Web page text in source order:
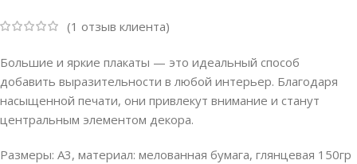
(1 отзыв клиента)
Большие и яркие плакаты — это идеальный способ
добавить выразительности в любой интерьер. Благодаря
насыщенной печати, они привлекут внимание и станут
центральным элементом декора.
Размеры: А3, материал: мелованная бумага, глянцевая 150гр